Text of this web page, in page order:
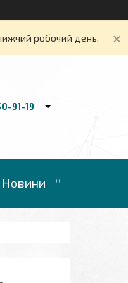
робочий день.
91-19
Новини